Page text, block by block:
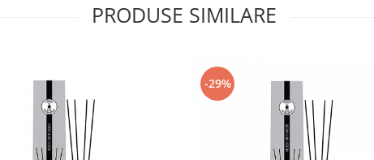
PRODUSE SIMILARE
-29%